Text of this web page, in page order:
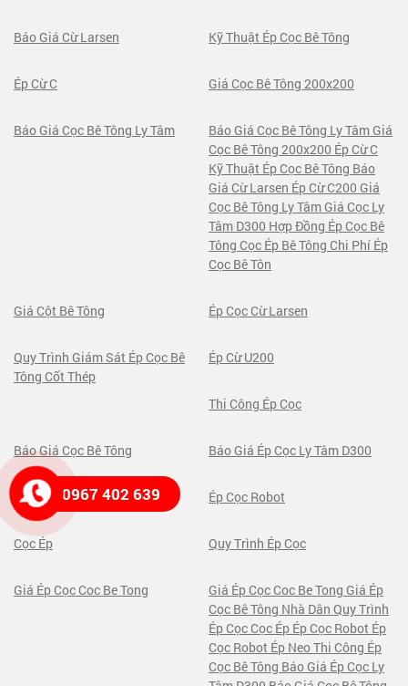
Báo Giá Cừ Larsen Kỹ Thuật Ép Cọc Bê Tông
Ép Cừ C Giá Cọc Bê Tông 200x200
Báo Giá Cọc Bê Tông Ly Tâm
Báo Giá Cọc Bê Tông Ly Tâm Giá
Cọc Bê Tông 200x200 Ép Cừ C
Kỹ Thuật Ép Cọc Bê Tông Báo
Giá Cừ Larsen Ép Cừ C200 Giá
Cọc Bê Tông Ly Tâm Giá Cọc Ly
Tâm D300 Hợp Đồng Ép Cọc Bê
Tông Cọc Ép Bê Tông Chi Phí Ép
Cọc Bê Tôn
Giá Cột Bê Tông Ép Cọc Cừ Larsen
Quy Trình Giám Sát Ép Cọc Bê
Tông Cốt Thép
Ép Cừ U200
Thi Công Ép Cọc
Báo Giá Cọc Bê Tông Báo Giá Ép Cọc Ly Tâm D300
Thi Công Ép Cọc Bê Tông Ép Cọc Robot
Cọc Ép Quy Trình Ép Cọc
Giá Ép Cọc Coc Be Tong
Giá Ép Cọc Coc Be Tong Giá Ép
Cọc Bê Tông Nhà Dân Quy Trình
Ép Cọc Cọc Ép Ép Cọc Robot Ép
Cọc Robot Ép Neo Thi Công Ép
Cọc Bê Tông Báo Giá Ép Cọc Ly
0967 402 639